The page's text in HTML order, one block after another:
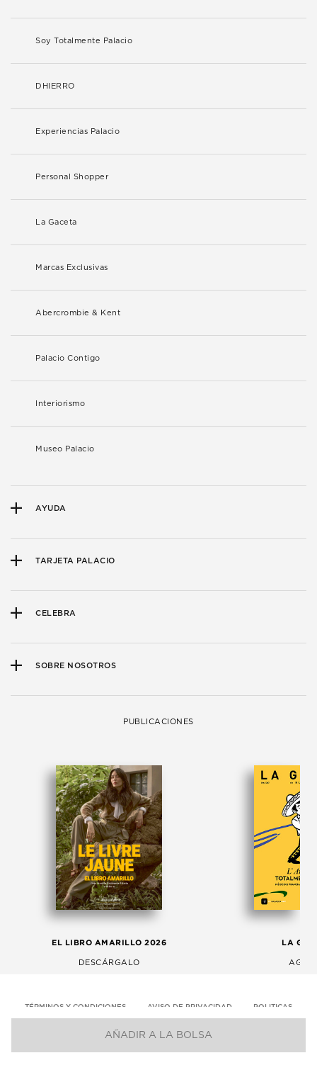
AÑADIR A LA BOLSA
Soy Totalmente Palacio
DHIERRO
Experiencias Palacio
Personal Shopper
La Gaceta
Marcas Exclusivas
Abercrombie & Kent
Palacio Contigo
Interiorismo
Museo Palacio
AYUDA
TARJETA PALACIO
CELEBRA
SOBRE NOSOTROS
PUBLICACIONES
EL LIBRO AMARILLO 2026
DESCÁRGALO
LA
TÉRMINOS Y CONDICIONES AVISO DE PRIVACIDAD POLITICAS